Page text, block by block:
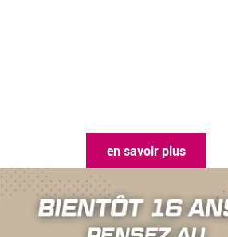
en savoir plus